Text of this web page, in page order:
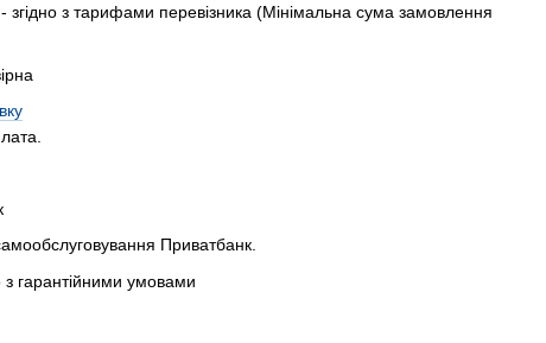
з тарифами перевізника (Мінімальна сума замовлення
Приватбанк.
з гарантійними умовами